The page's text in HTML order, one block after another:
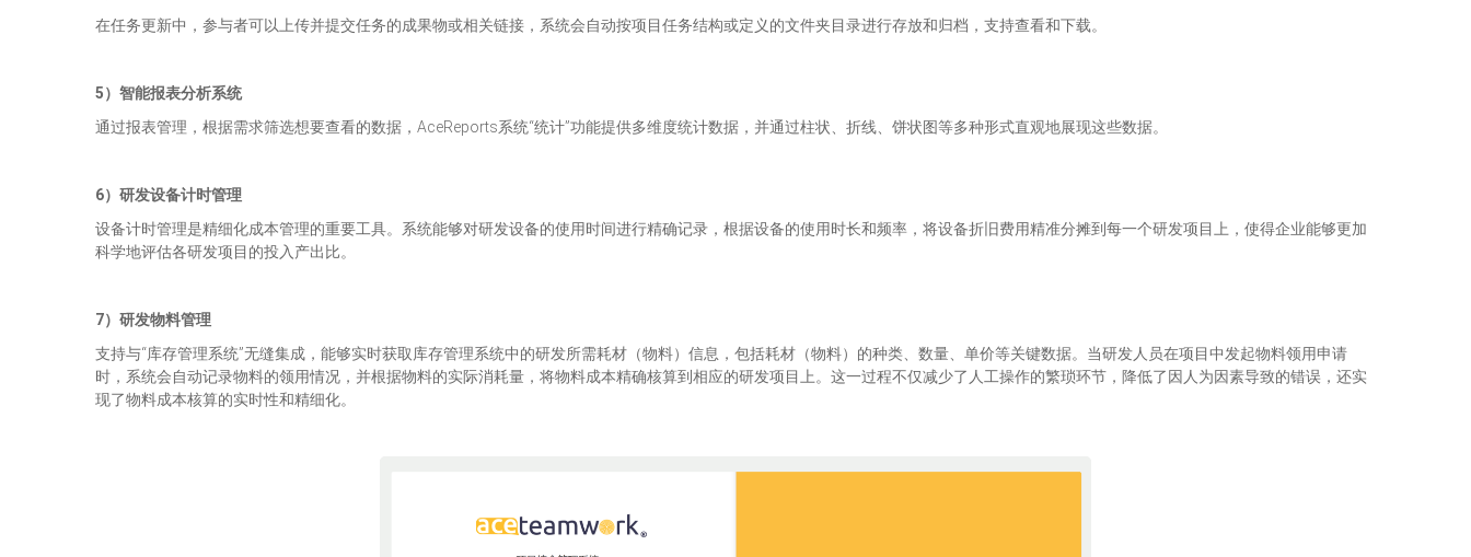
在任务更新中，参与者可以上传并提交任务的成果物或相关链接，系统会自动按项目任务结构或定义的文件夹目录进行存放和归档，支持查看和下载。
5）智能报表分析系统
通过报表管理，根据需求筛选想要查看的数据，AceReports系统“统计”功能提供多维度统计数据，并通过柱状、折线、饼状图等多种形式直观地展现这些数据。
6）研发设备计时管理
设备计时管理是精细化成本管理的重要工具。系统能够对研发设备的使用时间进行精确记录，根据设备的使用时长和频率，将设备折旧费用精准分摊到每一个研发项目上，使得企业能够更加
科学地评估各研发项目的投入产出比。
7）研发物料管理
支持与“库存管理系统”无缝集成，能够实时获取库存管理系统中的研发所需耗材（物料）信息，包括耗材（物料）的种类、数量、单价等关键数据。当研发人员在项目中发起物料领用申请
时，系统会自动记录物料的领用情况，并根据物料的实际消耗量，将物料成本精确核算到相应的研发项目上。这一过程不仅减少了人工操作的繁琐环节，降低了因人为因素导致的错误，还实
现了物料成本核算的实时性和精细化。